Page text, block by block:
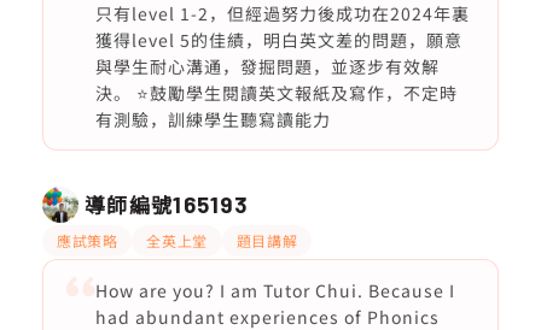
只有level 1-2，但經過努力後成功在2024年裏
獲得level 5的佳績，明白英文差的問題，願意
與學生耐心溝通，發掘問題，並逐步有效解
決。 ⭐️鼓勵學生閱讀英文報紙及寫作，不定時
有測驗，訓練學生聽寫讀能力
導師編號165193
應試策略 全英上堂 題目講解
How are you? I am Tutor Chui. Because I
had abundant experiences of Phonics